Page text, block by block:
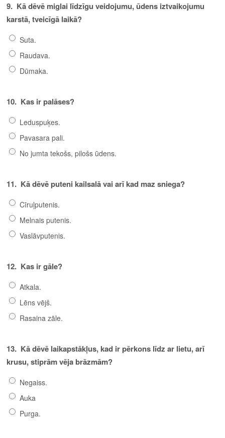
9. Kā dēvē miglai līdzīgu veidojumu, ūdens iztvaikojumu
karstā, tveicīgā laikā?
Suta.
Raudava.
Dūmaka.
10. Kas ir palāses?
Leduspuķes.
Pavasara pali.
No jumta tekošs, pilošs ūdens.
11. Kā dēvē puteni kailsalā vai arī kad maz sniega?
Cīruļputenis.
Melnais putenis.
Vaslāvputenis.
12. Kas ir gāle?
Atkala.
Lēns vējš.
Rasaina zāle.
13. Kā dēvē laikapstākļus, kad ir pērkons līdz ar lietu, arī
krusu, stiprām vēja brāzmām?
Negaiss.
Auka
Purga.